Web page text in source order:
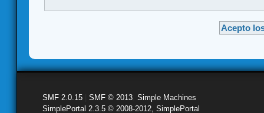
SMF 2.0.15 SMF © 2013 Simple Machines
SimplePortal 2.3.5 © 2008-2012, SimplePortal